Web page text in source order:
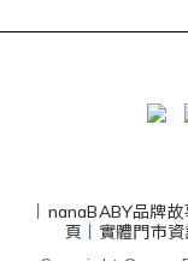
nanaBABY品牌故
頁
實體門市資